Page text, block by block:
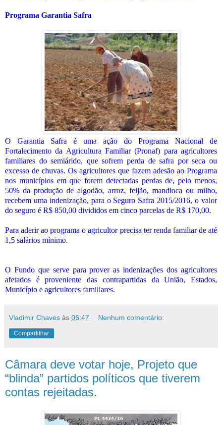
Programa Garantia Safra
O Garantia Safra é uma ação do Programa Nacional de
Fortalecimento da Agricultura Familiar (Pronaf) para agricultores
familiares do semiárido, que sofrem perda de safra por seca ou
excesso de chuvas. Os agricultores que fazem adesão ao Programa
nos municípios em que forem detectadas perdas de, pelo menos,
50% da produção de algodão, arroz, feijão, mandioca ou milho,
recebem uma indenização, para o Seguro Safra 2015/2016, o valor
do seguro é R$ 850,00 divididos em cinco parcelas de R$ 170,00.
Para aderir ao programa o agricultor precisa ter renda familiar de até
1,5 salários mínimo.
O Fundo que serve para prover as indenizações dos agricultores
afetados é proveniente das contrapartidas da União, Estados,
Município e agricultores familiares.
Vladimir Chaves às 06:47 Nenhum comentário:
Compartilhar
Câmara deve votar hoje, Projeto que
“blinda” partidos políticos que tiverem
contas rejeitadas.